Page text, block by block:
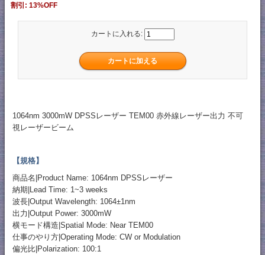
割引: 13%OFF
カートに入れる:
1064nm 3000mW DPSSレーザー TEM00 赤外線レーザー出力 不可
視レーザービーム
【規格】
商品名|Product Name: 1064nm DPSSレーザー
納期|Lead Time: 1~3 weeks
波長|Output Wavelength: 1064±1nm
出力|Output Power: 3000mW
横モード構造|Spatial Mode: Near TEM00
仕事のやり方|Operating Mode: CW or Modulation
偏光比|Polarization: 100:1